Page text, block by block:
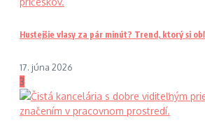
Hustejšie vlasy za pár minút? Trend, ktorý si
17. júna 2026
3